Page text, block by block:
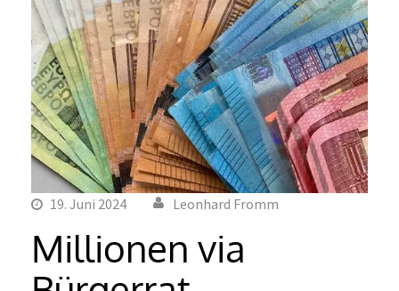
19. Juni 2024 Leonhard Fromm
Millionen via